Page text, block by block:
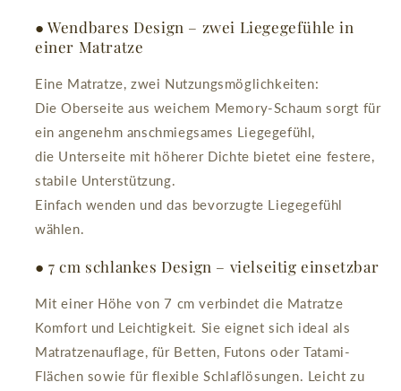
● Wendbares Design – zwei Liegegefühle in
einer Matratze
Eine Matratze, zwei Nutzungsmöglichkeiten:
Die Oberseite aus weichem Memory-Schaum sorgt für
ein angenehm anschmiegsames Liegegefühl,
die Unterseite mit höherer Dichte bietet eine festere,
stabile Unterstützung.
Einfach wenden und das bevorzugte Liegegefühl
wählen.
● 7 cm schlankes Design – vielseitig einsetzbar
Mit einer Höhe von 7 cm verbindet die Matratze
Komfort und Leichtigkeit. Sie eignet sich ideal als
Matratzenauflage, für Betten, Futons oder Tatami-
Flächen sowie für flexible Schlaflösungen. Leicht zu